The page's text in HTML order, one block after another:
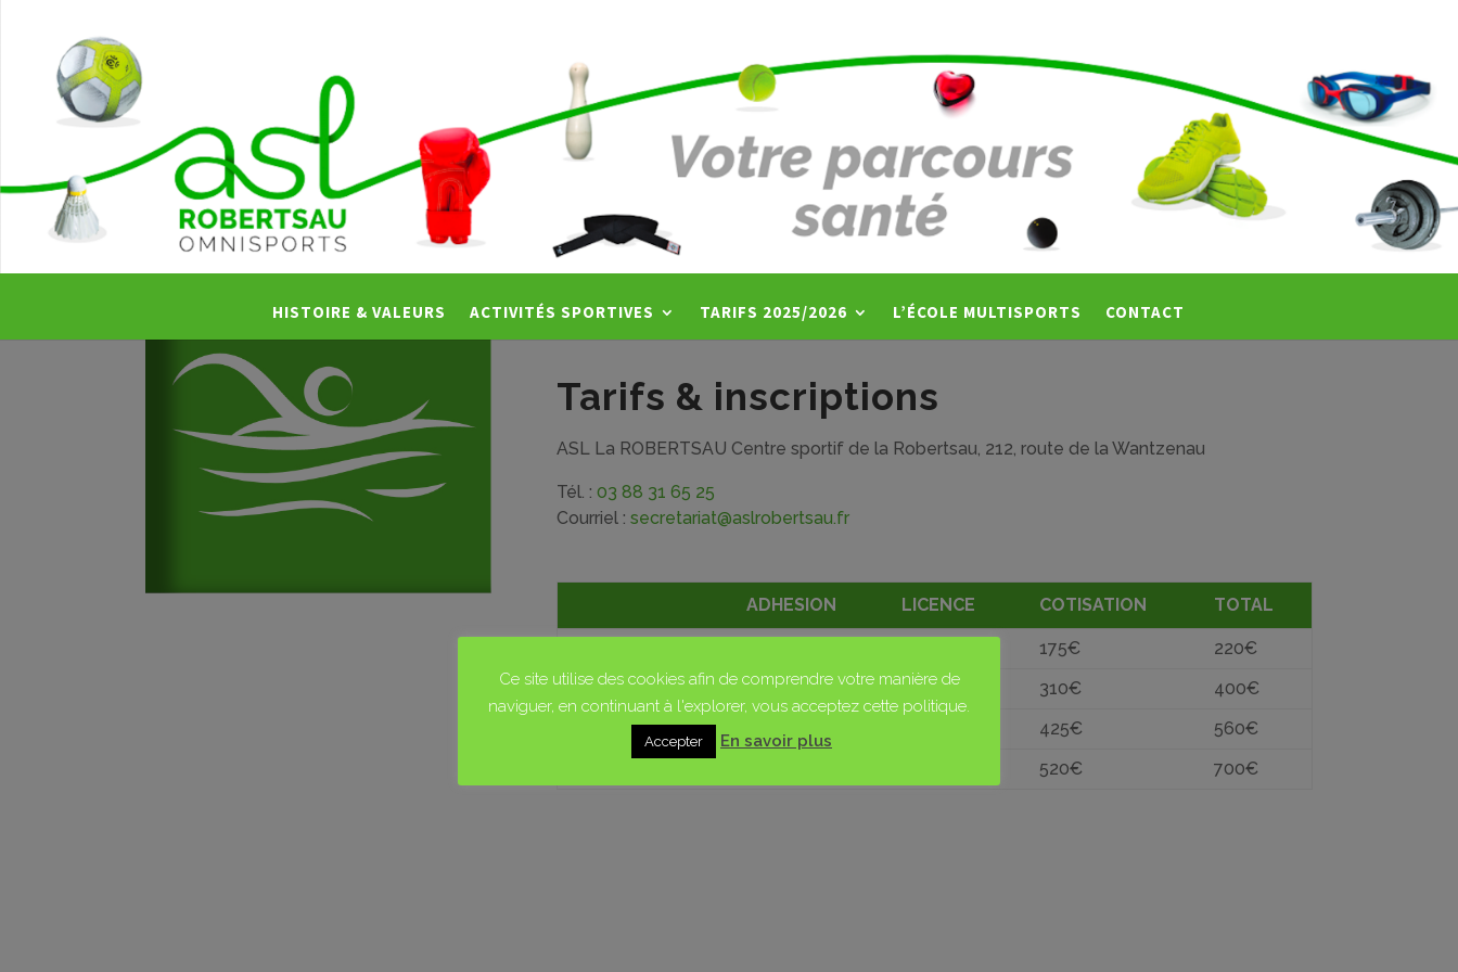
HISTOIRE & VALEURS ACTIVITÉS SPORTIVES TARIFS 2025/2026 L’ÉCOLE MULTISPORTS CONTACT
natation
Tarifs & inscriptions
ASL La ROBERTSAU Centre sportif de la Robertsau, 212, route de la Wantzenau
Tél. : 03 88 31 65 25
Courriel : secretariat@aslrobertsau.fr
ADHESION LICENCE COTISATION TOTAL
175€
220€
2 ENFANTS
80€ 10€ 310€
400€
3 ENFANTS
425€
560€
520€ 700€
Ce site utilise des cookies afin de comprendre votre manière de
naviguer, en continuant à l'explorer, vous acceptez cette politique.
Accepter En savoir plus